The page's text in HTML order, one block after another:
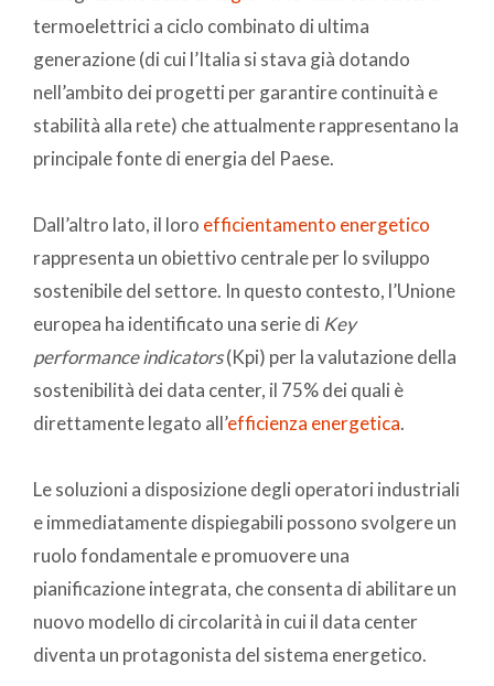
termoelettrici a ciclo combinato di ultima
generazione (di cui l’Italia si stava già dotando
nell’ambito dei progetti per garantire continuità e
stabilità alla rete) che attualmente rappresentano la
principale fonte di energia del Paese.
Dall’altro lato, il loro efficientamento energetico
rappresenta un obiettivo centrale per lo sviluppo
sostenibile del settore. In questo contesto, l’Unione
europea ha identificato una serie di Key
performance indicators(Kpi) per la valutazione della
sostenibilità dei data center, il 75% dei quali è
direttamente legato all’efficienza energetica.
Le soluzioni a disposizione degli operatori industriali
e immediatamente dispiegabili possono svolgere un
ruolo fondamentale e promuovere una
pianificazione integrata, che consenta di abilitare un
nuovo modello di circolarità in cui il data center
diventa un protagonista del sistema energetico.